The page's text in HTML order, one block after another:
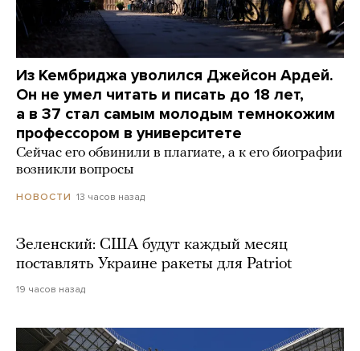
Из Кембриджа уволился Джейсон Ардей.
Он не умел читать и писать до 18 лет,
а в 37 стал самым молодым темнокожим
профессором в университете
Сейчас его обвинили в плагиате, а к его биографии
возникли вопросы
НОВОСТИ 13 часов назад
Зеленский: США будут каждый месяц
поставлять Украине ракеты для Patriot
19 часов назад